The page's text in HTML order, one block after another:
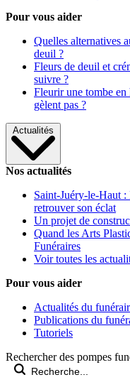
Pour vous aider
Quelles alternatives
deuil ?
Fleurs de deuil et
suivre ?
Fleurir une tombe
gèlent pas ?
Actualités
Nos actualités
Saint-Juéry-le-Haut :
retrouver son éclat
Un projet de
Quand les Arts
Funéraires
Voir toutes les
Pour vous aider
Actualités du
Publications du
Tutoriels
Rechercher des pompes